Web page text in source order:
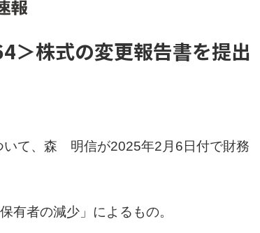
＞株式の変更報告書を提出
いて、森 明信が2025年2月6日付で財務
有者の減少」によるもの。